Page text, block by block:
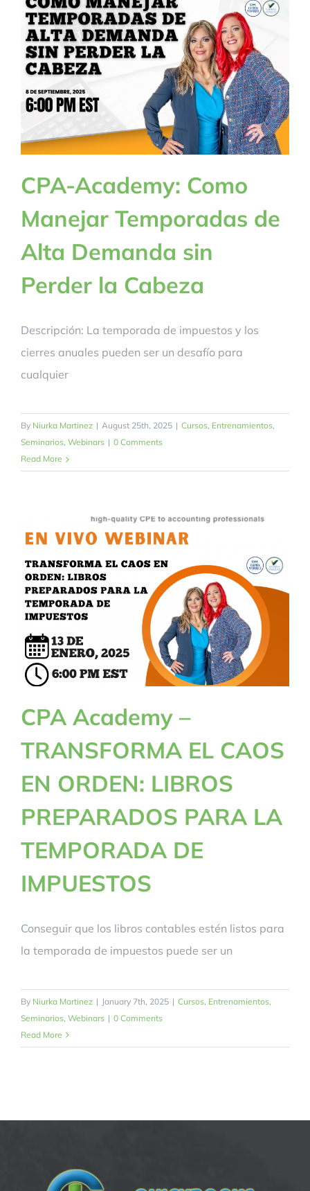
BLOG
CONTACTANOS
CPA-Academy: Como
Manejar Temporadas de
Alta Demanda sin
Perder la Cabeza
Descripción: La temporada de impuestos y los
cierres anuales pueden ser un desafío para
cualquier
By Niurka Martinez | August 25th, 2025 | Cursos, Entrenamientos,
Seminarios, Webinars | 0 Comments
Read More
CPA Academy –
TRANSFORMA EL CAOS
EN ORDEN: LIBROS
PREPARADOS PARA LA
TEMPORADA DE
IMPUESTOS
Conseguir que los libros contables estén listos para
la temporada de impuestos puede ser un
By Niurka Martinez | January 7th, 2025 | Cursos, Entrenamientos,
Seminarios, Webinars | 0 Comments
Read More